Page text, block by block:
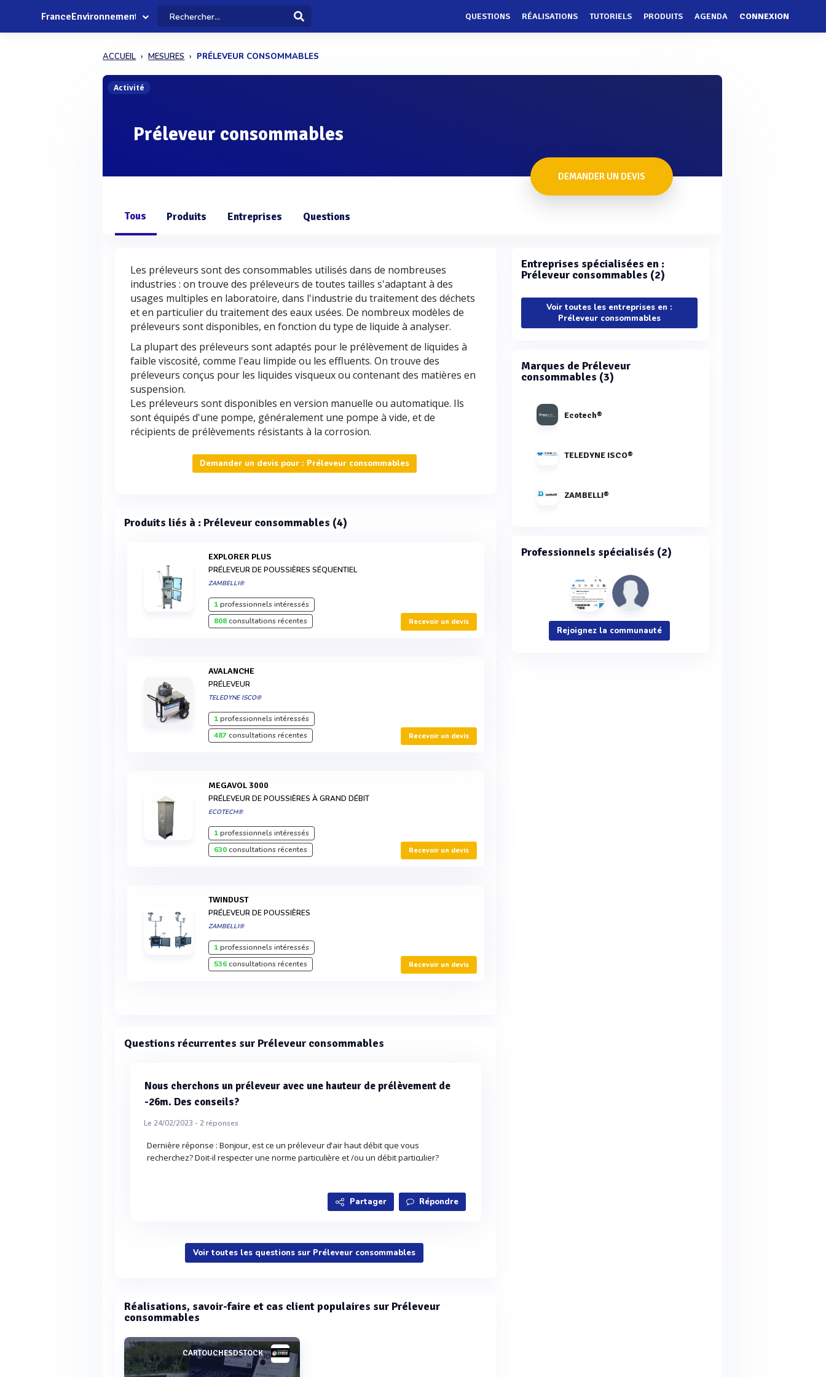
FranceEnvironnement QUESTIONS RÉALISATIONS TUTORIELS PRODUITS AGENDA CONNEXION
ACCUEIL MESURES PRÉLEVEUR CONSOMMABLES
Activité
Préleveur consommables
DEMANDER UN DEVIS
Tous Produits Entreprises Questions
Les préleveurs sont des consommables utilisés dans de nombreuses
industries : on trouve des préleveurs de toutes tailles s'adaptant à des
usages multiples en laboratoire, dans l'industrie du traitement des déchets
et en particulier du traitement des eaux usées. De nombreux modèles de
préleveurs sont disponibles, en fonction du type de liquide à analyser.
La plupart des préleveurs sont adaptés pour le prélèvement de liquides à
faible viscosité, comme l'eau limpide ou les effluents. On trouve des
préleveurs conçus pour les liquides visqueux ou contenant des matières en
suspension.
Les préleveurs sont disponibles en version manuelle ou automatique. Ils
sont équipés d'une pompe, généralement une pompe à vide, et de
récipients de prélèvements résistants à la corrosion.
Demander un devis pour : Préleveur consommables
Produits liés à : Préleveur consommables (4)
EXPLORER PLUS
PRÉLEVEUR DE POUSSIÈRES SÉQUENTIEL
ZAMBELLI®
1professionnels intéressés
808consultations récentes Recevoir un devis
AVALANCHE
PRÉLEVEUR
TELEDYNE ISCO®
1professionnels intéressés
487consultations récentes Recevoir un devis
MEGAVOL 3000
PRÉLEVEUR DE POUSSIÈRES À GRAND DÉBIT
ECOTECH®
1professionnels intéressés
630consultations récentes Recevoir un devis
TWINDUST
PRÉLEVEUR DE POUSSIÈRES
ZAMBELLI®
1professionnels intéressés
536consultations récentes Recevoir un devis
Questions récurrentes sur Préleveur consommables
Nous cherchons un préleveur avec une hauteur de prélèvement de
-26m. Des conseils?
Le 24/02/2023 -2réponses
Dernière réponse : Bonjour, est ce un préleveur d'air haut débit que vous
recherchez? Doit-il respecter une norme particulière et /ou un débit particulier?
Partager Répondre
Voir toutes les questions sur Préleveur consommables
Réalisations, savoir-faire et cas client populaires sur Préleveur
consommables
CARTOUCHESDSTOCK
Entreprises spécialisées en :
Préleveur consommables (2)
Voir toutes les entreprises en :
Préleveur consommables
Marques de Préleveur
consommables (3)
Ecotech®
TELEDYNE ISCO®
ZAMBELLI®
Professionnels spécialisés (2)
Rejoignez la communauté